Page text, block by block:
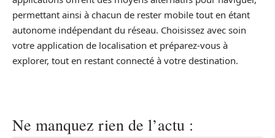
permettant ainsi à chacun de rester mobile tout en étant
autonome indépendant du réseau. Choisissez avec soin
votre application de localisation et préparez-vous à
explorer, tout en restant connecté à votre destination.
Ne manquez rien de l’actu :